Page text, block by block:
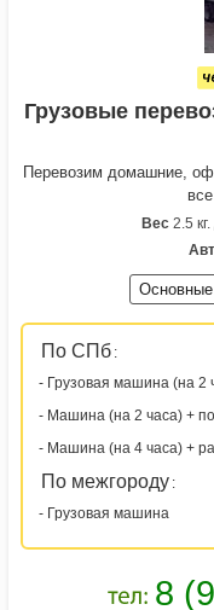
Грузовые
Перевозим домашние,
Вес2.5 кг.
Основные
По СПб :
- Грузовая машина (на 2
- Машина (на 2 часа) +
- Машина (на 4 часа) +
По межгороду :
- Грузовая машина